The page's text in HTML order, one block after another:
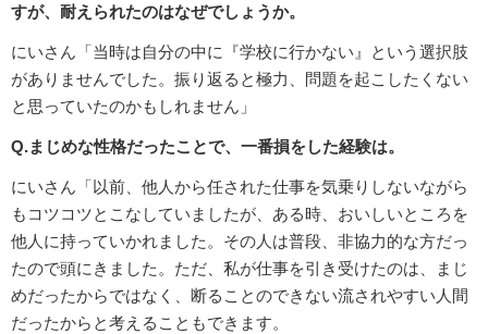
すが、耐えられたのはなぜでしょうか。
にいさん「当時は自分の中に『学校に行かない』という選択肢
がありませんでした。振り返ると極力、問題を起こしたくない
と思っていたのかもしれません」
Q.まじめな性格だったことで、一番損をした経験は。
にいさん「以前、他人から任された仕事を気乗りしないながら
もコツコツとこなしていましたが、ある時、おいしいところを
他人に持っていかれました。その人は普段、非協力的な方だっ
たので頭にきました。ただ、私が仕事を引き受けたのは、まじ
めだったからではなく、断ることのできない流されやすい人間
だったからと考えることもできます。